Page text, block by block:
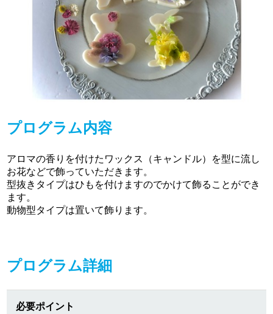
プログラム内容
アロマの香りを付けたワックス（キャンドル）を型に流し
お花などで飾っていただきます。
型抜きタイプはひもを付けますのでかけて飾ることができ
ます。
動物型タイプは置いて飾ります。
プログラム詳細
必要ポイント